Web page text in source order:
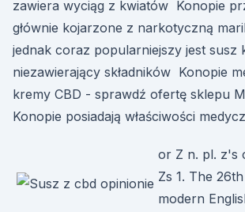
zawiera wyciąg z kwiatów Konopie
głównie kojarzone z narkotyczną
jednak coraz popularniejszy jest susz
niezawierający składników Konopie
kremy CBD - sprawdź ofertę sklepu
Konopie posiadają właściwości
or Z n. pl. z's
Zs 1. The
modern